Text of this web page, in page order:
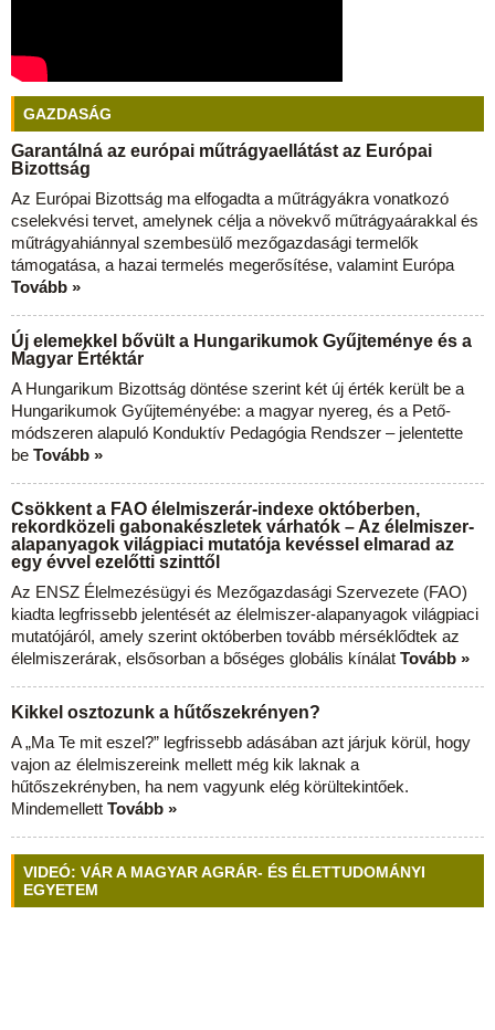
GAZDASÁG
Garantálná az európai műtrágyaellátást az Európai
Bizottság
Az Európai Bizottság ma elfogadta a műtrágyákra vonatkozó
cselekvési tervet, amelynek célja a növekvő műtrágyaárakkal és
műtrágyahiánnyal szembesülő mezőgazdasági termelők
támogatása, a hazai termelés megerősítése, valamint Európa
Tovább »
Új elemekkel bővült a Hungarikumok Gyűjteménye és a
Magyar Értéktár
A Hungarikum Bizottság döntése szerint két új érték került be a
Hungarikumok Gyűjteményébe: a magyar nyereg, és a Pető-
módszeren alapuló Konduktív Pedagógia Rendszer – jelentette
be Tovább »
Csökkent a FAO élelmiszerár-indexe októberben,
rekordközeli gabonakészletek várhatók – Az élelmiszer-
alapanyagok világpiaci mutatója kevéssel elmarad az
egy évvel ezelőtti szinttől
Az ENSZ Élelmezésügyi és Mezőgazdasági Szervezete (FAO)
kiadta legfrissebb jelentését az élelmiszer-alapanyagok világpiaci
mutatójáról, amely szerint októberben tovább mérséklődtek az
élelmiszerárak, elsősorban a bőséges globális kínálat Tovább »
Kikkel osztozunk a hűtőszekrényen?
A „Ma Te mit eszel?” legfrissebb adásában azt járjuk körül, hogy
vajon az élelmiszereink mellett még kik laknak a
hűtőszekrényben, ha nem vagyunk elég körültekintőek.
Mindemellett Tovább »
VIDEÓ: VÁR A MAGYAR AGRÁR- ÉS ÉLETTUDOMÁNYI
EGYETEM